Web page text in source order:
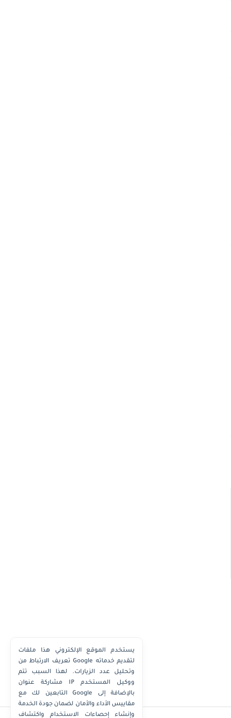
يستخدم الموقع الإلكتروني هذا ملفات
تعريف الارتباط من Google لتقديم خدماته
وتحليل عدد الزيارات. لهذا السبب تتم
مشاركة عنوان IP ووكيل المستخدم
التابعين لك مع Google بالإضافة إلى
مقاييس الأداء والأمان لضمان جودة الخدمة
وإنشاء إحصاءات الاستخدام واكتشاف